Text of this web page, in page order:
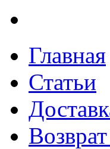
Главная
Статьи